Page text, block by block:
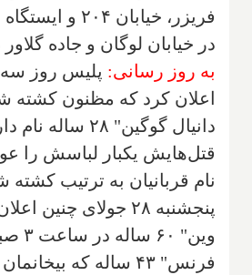
فریزر، خیابان
در خیابان لوگان و جاده گلاور
به روز رسانی:
اعلان کرد که مظنون کشته
دانیال گوگین" ۲۸
قتل‌هایش یکبار لباسش را
نام قربانیان به ترتیب کشته
پنجشنبه ۲۸ جولای
وین"